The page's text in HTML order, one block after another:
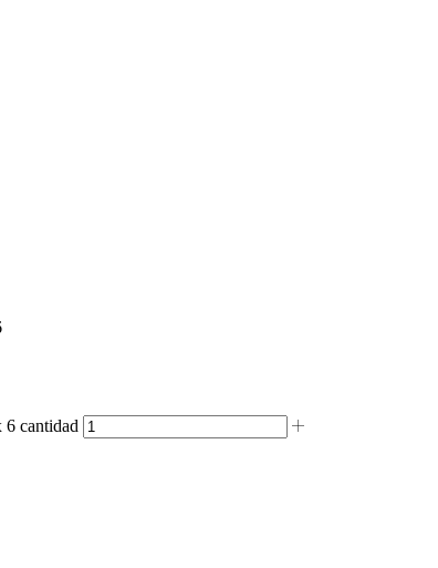
cantidad